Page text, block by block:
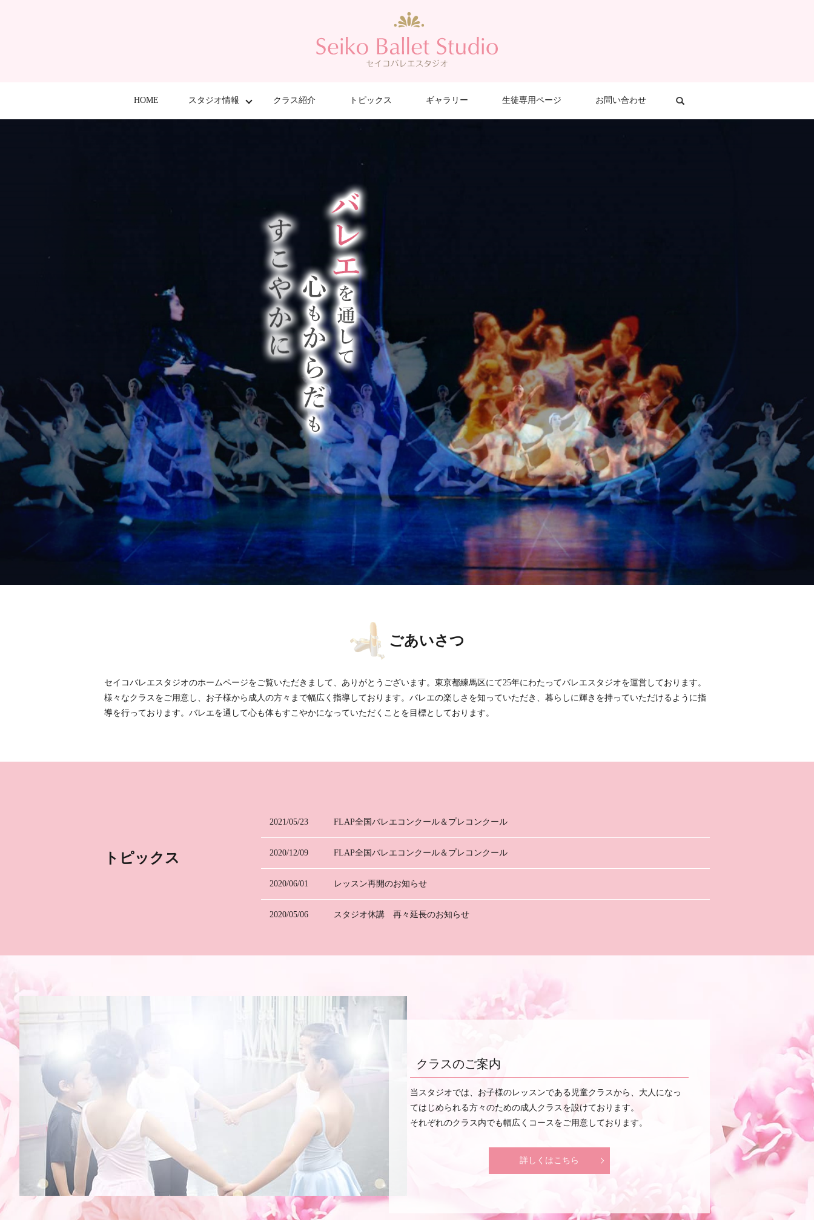
HOME スタジオ情報 クラス紹介 トピックス ギャラリー 生徒専用ページ お問い合わせ search
ごあいさつ
セイコバレエスタジオのホームページをご覧いただきまして、ありがとうございます。東京都練馬区にて25年にわたってバレエスタジオを運営しております。
様々なクラスをご用意し、お子様から成人の方々まで幅広く指導しております。バレエの楽しさを知っていただき、暮らしに輝きを持っていただけるように指
導を行っております。バレエを通して心も体もすこやかになっていただくことを目標としております。
トピックス
2021/05/23 FLAP全国バレエコンクール＆プレコンクール
2020/12/09 FLAP全国バレエコンクール＆プレコンクール
2020/06/01 レッスン再開のお知らせ
2020/05/06 スタジオ休講 再々延長のお知らせ
2020/04/04 スタジオ休講のお知らせ
2020/03/31 休講のお知らせ
2020/02/29 3月27日（金）メイク講習会の時間変更
プログラム用顔写真撮影について
クラスのご案内
当スタジオでは、お子様のレッスンである児童クラスから、大人になっ
てはじめられる方々のための成人クラスを設けております。
それぞれのクラス内でも幅広くコースをご用意しております。
詳しくはこちら